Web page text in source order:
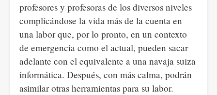
profesores y profesoras de los diversos niveles
complicándose la vida más de la cuenta en
una labor que, por lo pronto, en un contexto
de emergencia como el actual, pueden sacar
adelante con el equivalente a una navaja suiza
informática. Después, con más calma, podrán
asimilar otras herramientas para su labor.